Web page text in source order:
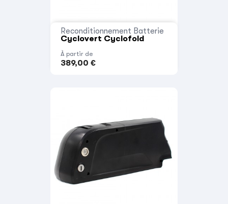
Reconditionnement Batterie
Cyclovert Cyclofold
À partir de
389,00 €